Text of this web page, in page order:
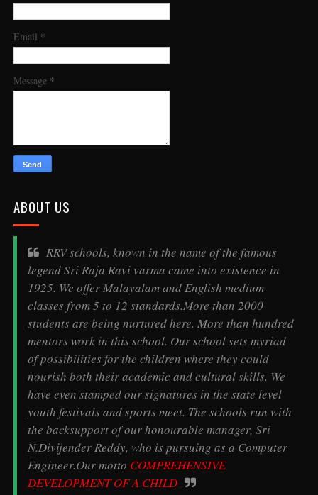
Email *
Message *
ABOUT US
RRV schools, known in the name of the famous
legendSri Raja Ravi varma came into existence in
1925. We offer Malayalam and English medium
classes from 5 to 12 standards.More than 2000
students are being nurtured here. More than hundred
mentors work in this school. Our school sets myriad
of possibilities for the children where they could
nourish both their academic and cultural skills. We
have even stamped our signatures in the state level
youth festivals and sports meet. The schools run with
the backsupport of our honourable manager, Sri
N.Divijender Reddy, who is pursuing as a Computer
Engineer.Our motto COMPREHENSIVE
DEVELOPMENT OF A CHILD